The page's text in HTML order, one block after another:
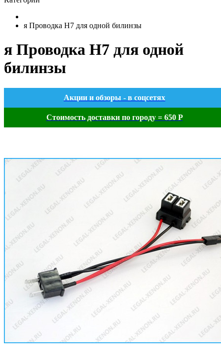
я Проводка H7 для одной билинзы
я Проводка H7 для одной
билинзы
Акции и обзоры - в соцсетях
Стоимость доставки по городу = 650 Р